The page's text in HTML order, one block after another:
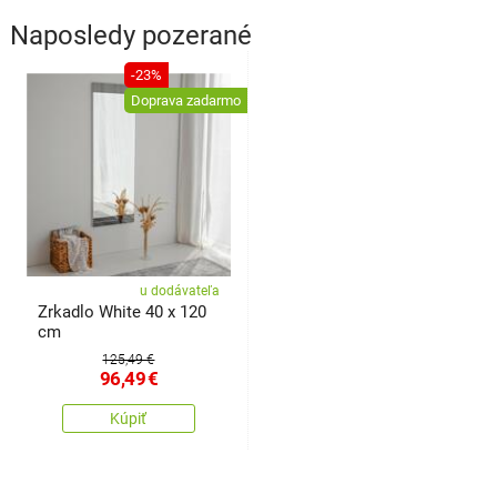
Naposledy pozerané
-23%
Doprava zadarmo
u dodávateľa
Zrkadlo White 40 x 120
cm
125,49 €
96,49€
Kúpiť